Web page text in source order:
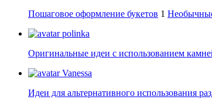
Пошаговое оформление букетов 1
polinka
Оригинальные идеи с использованием
Vanessa
Идеи для альтернативного использования